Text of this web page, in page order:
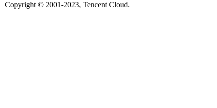
Copyright © 2001-2023, Tencent Cloud.